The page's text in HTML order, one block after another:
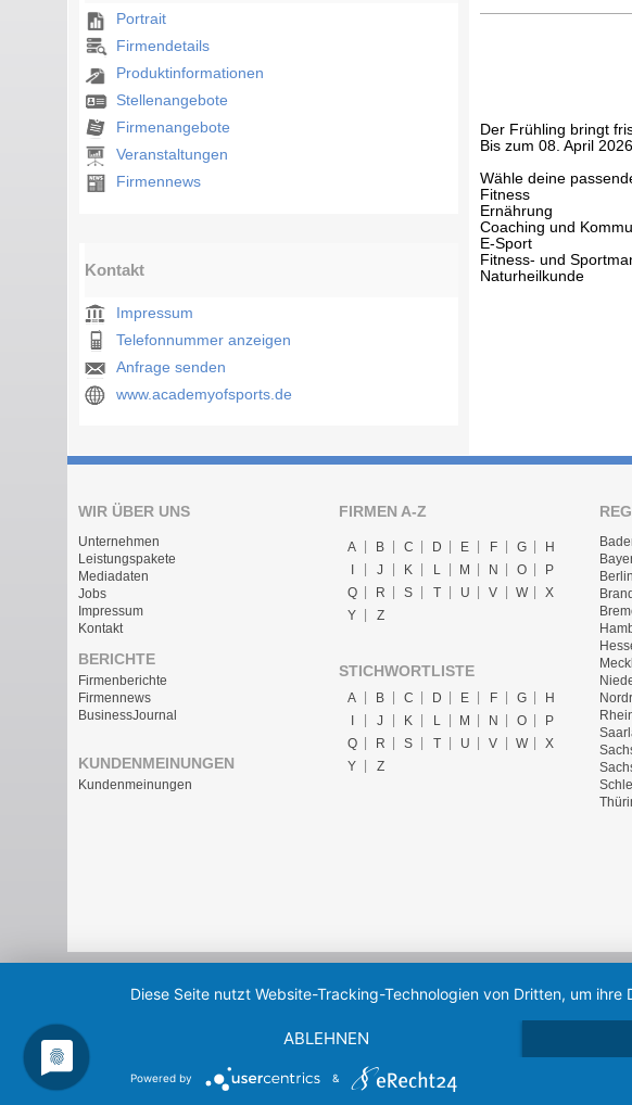
Portrait
Firmendetails
Produktinformationen
Stellenangebote
Firmenangebote
Veranstaltungen
Firmennews
Kontakt
Impressum
Telefonnummer anzeigen
Anfrage senden
www.academyofsports.de
Der Frühling bringt
Bis zum 08. April
Wähle deine
Fitness
Ernährung
Coaching und
E-Sport
Fitness- und
Naturheilkunde
WIR ÜBER UNS
Unternehmen
Leistungspakete
Mediadaten
Jobs
Impressum
Kontakt
BERICHTE
Firmenberichte
Firmennews
BusinessJournal
KUNDENMEINUNGEN
Kundenmeinungen
FIRMEN A-Z
A B C D E F G
H
J K L M N O
P
Q
R S T U V W
X
Y
Z
STICHWORTLISTE
A B C D E F G
H
I
J K L M N O
P
Q
R S T U V W
X
Y
Z
Berlin
Diese Seite nutzt Website-Tracking-Technologien von Dritten, um
ABLEHNEN
Powered by &